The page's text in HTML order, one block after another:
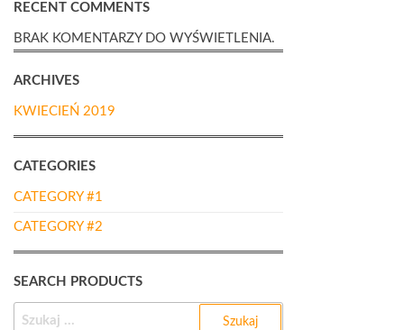
RECENT COMMENTS
BRAK KOMENTARZY DO WYŚWIETLENIA.
ARCHIVES
KWIECIEŃ 2019
CATEGORIES
CATEGORY #1
CATEGORY #2
SEARCH PRODUCTS
SZUKAJ: